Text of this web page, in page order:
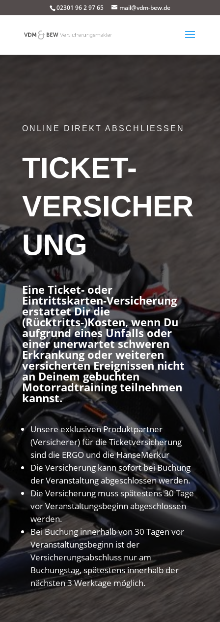
02301 96 2 97 65 mail@vdm-bew.de
ONLINE DIREKT ABSCHLIESSEN
TICKET-
VERSICHER
UNG
Eine Ticket- oder
Eintrittskarten-Versicherung
erstattet Dir die
(Rücktritts-)Kosten, wenn Du
aufgrund eines Unfalls oder
einer unerwartet schweren
Erkrankung oder weiteren
versicherten Ereignissen nicht
an Deinem gebuchten
Motorradtraining teilnehmen
kannst.
Unsere exklusiven Produktpartner
(Versicherer) für die Ticketversicherung
sind die ERGO und die HanseMerkur
Die Versicherung kann sofort bei Buchung
der Veranstaltung abgeschlossen werden.
Die Versicherung muss spätestens 30 Tage
vor Veranstaltungsbeginn abgeschlossen
werden.
Bei Buchung innerhalb von 30 Tagen vor
Veranstaltungsbeginn ist der
Versicherungsabschluss nur am
Buchungstag, spätestens innerhalb der
nächsten 3 Werktage möglich.